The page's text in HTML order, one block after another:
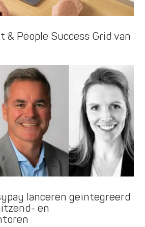
& People Success Grid van
lanceren geïntegreerd
en